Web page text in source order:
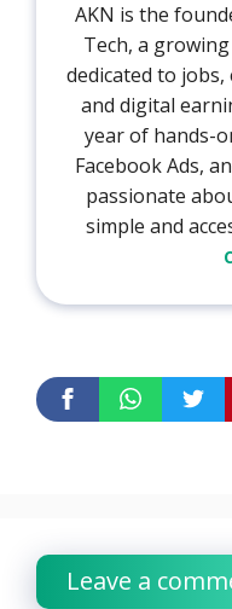
AKN is the
Tech, a
dedicated to jobs,
and digital
year of hands-
Facebook Ads,
passionate
simple and
Leave a